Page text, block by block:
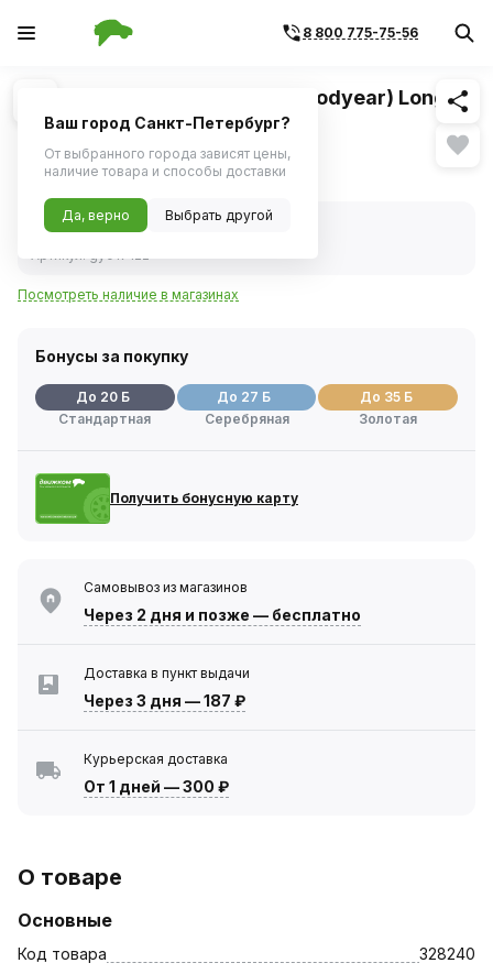
8 800 775-75-56
1/1 Похожие
Лампа H7 12V 55W PX26d (Goodyear) Long
Life
381 ₽
В наличии
Посмотреть наличие в магазинах
Бонусы за покупку
До 20 Б
Стандартная
До 27 Б
Серебряная
До 35 Б
Золотая
Получить бонусную карту
Самовывоз из магазинов
Через 2 дня и позже — бесплатно
Доставка в пункт выдачи
Через 3 дня —187 ₽
Курьерская доставка
От 1 дней —300 ₽
О товаре
Основные
Код товара 328240
Ваш город Санкт-Петербург?
От выбранного города зависят цены,
наличие товара и способы доставки
Да, верно Выбрать другой